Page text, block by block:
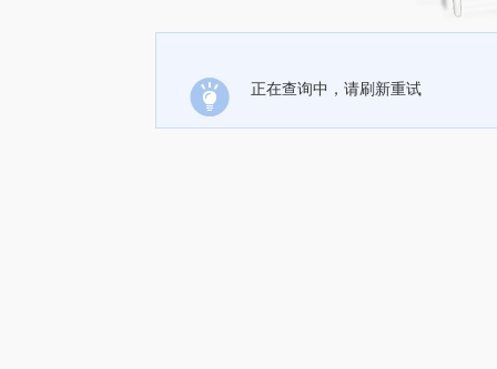
正在查询中，请刷新重试